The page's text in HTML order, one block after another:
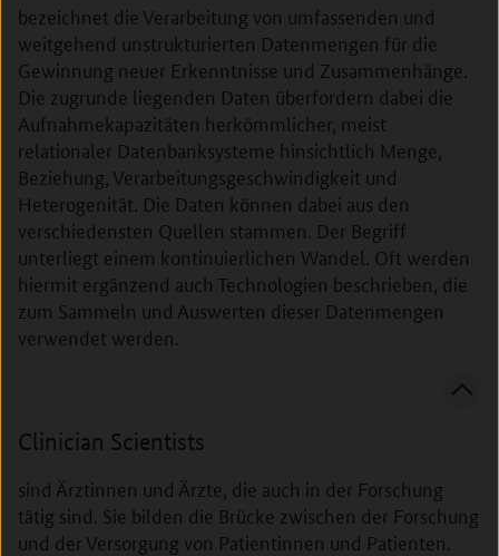
bezeichnet die Verarbeitung von umfassenden und
weitgehend unstrukturierten Datenmengen für die
Gewinnung neuer Erkenntnisse und Zusammenhänge.
Die zugrunde liegenden Daten überfordern dabei die
Aufnahmekapazitäten herkömmlicher, meist
relationaler Datenbanksysteme hinsichtlich Menge,
Beziehung, Verarbeitungsgeschwindigkeit und
Heterogenität. Die Daten können dabei aus den
verschiedensten Quellen stammen. Der Begriff
unterliegt einem kontinuierlichen Wandel. Oft werden
hiermit ergänzend auch Technologien beschrieben, die
zum Sammeln und Auswerten dieser Datenmengen
verwendet werden.
Clinician Scientists
sind Ärztinnen und Ärzte, die auch in der Forschung
tätig sind. Sie bilden die Brücke zwischen der Forschung
und der Versorgung von Patientinnen und Patienten.